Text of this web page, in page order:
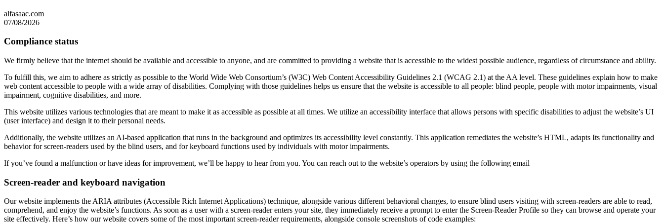
alfasaac.com
07/08/2026
Compliance status
We firmly believe that the internet should be available and accessible to anyone, and are committed to providing a website that is accessible to the widest possible audience, regardless of circumstance and ability.
To fulfill this, we aim to adhere as strictly as possible to the World Wide Web Consortium’s (W3C) Web Content Accessibility Guidelines 2.1 (WCAG 2.1) at the AA level. These guidelines explain how to make
web content accessible to people with a wide array of disabilities. Complying with those guidelines helps us ensure that the website is accessible to all people: blind people, people with motor impairments, visual
impairment, cognitive disabilities, and more.
This website utilizes various technologies that are meant to make it as accessible as possible at all times. We utilize an accessibility interface that allows persons with specific disabilities to adjust the website’s UI
(user interface) and design it to their personal needs.
Additionally, the website utilizes an AI-based application that runs in the background and optimizes its accessibility level constantly. This application remediates the website’s HTML, adapts Its functionality and
behavior for screen-readers used by the blind users, and for keyboard functions used by individuals with motor impairments.
If you’ve found a malfunction or have ideas for improvement, we’ll be happy to hear from you. You can reach out to the website’s operators by using the following email
Screen-reader and keyboard navigation
Our website implements the ARIA attributes (Accessible Rich Internet Applications) technique, alongside various different behavioral changes, to ensure blind users visiting with screen-readers are able to read,
comprehend, and enjoy the website’s functions. As soon as a user with a screen-reader enters your site, they immediately receive a prompt to enter the Screen-Reader Profile so they can browse and operate your
site effectively. Here’s how our website covers some of the most important screen-reader requirements, alongside console screenshots of code examples: